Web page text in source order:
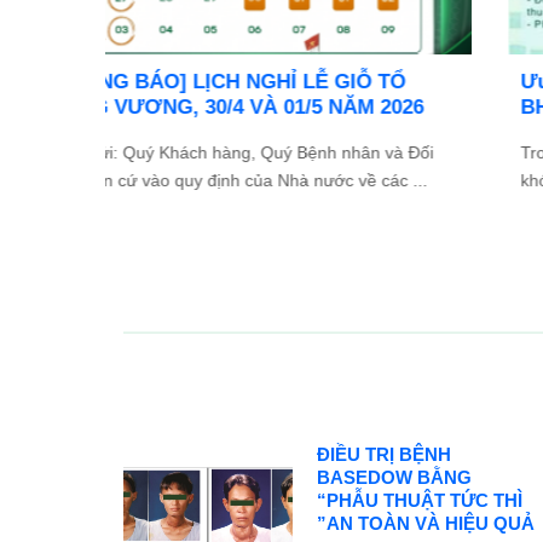
Ưu đãi đặc biệt: Khám chữa bệnh áp dụng
BHYT
Trong tinh thần đồng hành cùng người dân vượt qua
khó khăn do thiên tai lũ lụt, Bệnh viện Bình Dân ...
ĐIỀU TRỊ BỆNH
BASEDOW BẰNG
“PHẪU THUẬT TỨC THÌ
”AN TOÀN VÀ HIỆU QUẢ